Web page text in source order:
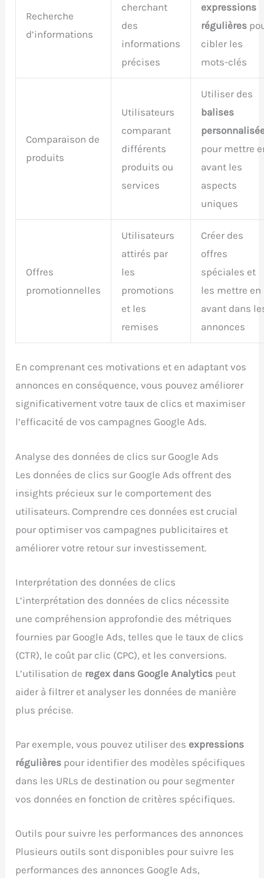
Recherche
d’informations
cherchant
des
informations
précises
expressions
régulières
cibler les
mots-clés
Comparaison de
produits
Utilisateurs
comparant
différents
produits ou
services
Utiliser des
balises
pour mettre
avant les
aspects
uniques
Offres
promotionnelles
Utilisateurs
attirés par
les
promotions
et les
remises
Créer des
offres
spéciales et
les mettre en
avant dans
annonces
En comprenant ces motivations et en adaptant vos
annonces en conséquence, vous pouvez améliorer
significativement votre taux de clics et maximiser
l’efficacité de vos campagnes Google Ads.
Analyse des données de clics sur Google Ads
Les données de clics sur Google Ads offrent des
insights précieux sur le comportement des
utilisateurs. Comprendre ces données est crucial
pour optimiser vos campagnes publicitaires et
améliorer votre retour sur investissement.
Interprétation des données de clics
L’interprétation des données de clics nécessite
une compréhension approfondie des métriques
fournies par Google Ads, telles que le taux de clics
(CTR), le coût par clic (CPC), et les conversions.
L’utilisation de regex dans Google Analytics peut
aider à filtrer et analyser les données de manière
plus précise.
Par exemple, vous pouvez utiliser des expressions
régulières pour identifier des modèles spécifiques
dans les URLs de destination ou pour segmenter
vos données en fonction de critères spécifiques.
Outils pour suivre les performances des annonces
Plusieurs outils sont disponibles pour suivre les
performances des annonces Google Ads,